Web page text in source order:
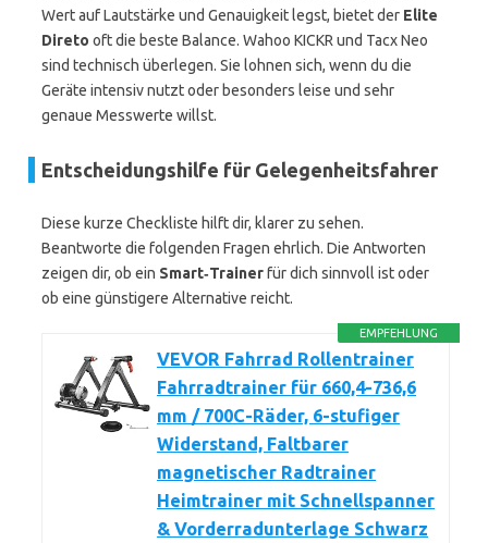
Wert auf Lautstärke und Genauigkeit legst, bietet der Elite
Direto oft die beste Balance. Wahoo KICKR und Tacx Neo
sind technisch überlegen. Sie lohnen sich, wenn du die
Geräte intensiv nutzt oder besonders leise und sehr
genaue Messwerte willst.
Entscheidungshilfe für Gelegenheitsfahrer
Diese kurze Checkliste hilft dir, klarer zu sehen.
Beantworte die folgenden Fragen ehrlich. Die Antworten
zeigen dir, ob ein Smart‑Trainerfür dich sinnvoll ist oder
ob eine günstigere Alternative reicht.
EMPFEHLUNG
VEVOR Fahrrad Rollentrainer
Fahrradtrainer für 660,4-736,6
mm / 700C-Räder, 6-stufiger
Widerstand, Faltbarer
magnetischer Radtrainer
Heimtrainer mit Schnellspanner
& Vorderradunterlage Schwarz